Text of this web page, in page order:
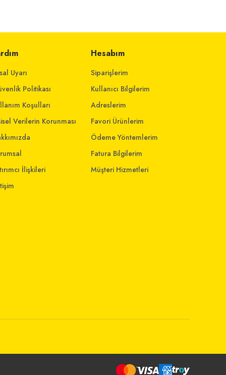
Uyarı
Politikası
Koşulları
Verilerin Korunması
İlişkileri
Hesabım
Siparişlerim
Kullanıcı Bilgilerim
Adreslerim
Favori Ürünlerim
Ödeme Yöntemlerim
Fatura Bilgilerim
Müşteri Hizmetleri